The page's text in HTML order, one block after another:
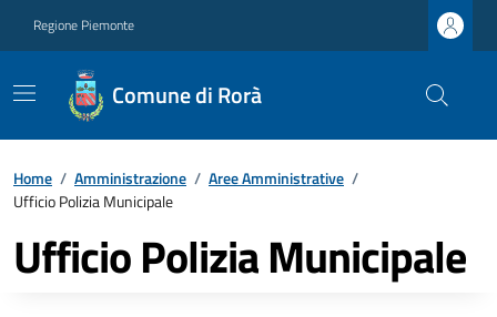
Regione Piemonte
Comune di Rorà
Home / Amministrazione / Aree Amministrative /
Ufficio Polizia Municipale
Ufficio Polizia Municipale